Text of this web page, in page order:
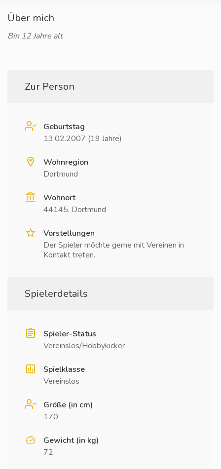
Über mich
Bin 12 Jahre alt
Zur Person
Geburtstag
13.02.2007 (19 Jahre)
Wohnregion
Dortmund
Wohnort
44145, Dortmund
Vorstellungen
Der Spieler möchte gerne mit Vereinen in
Kontakt treten.
Spielerdetails
Spieler-Status
Vereinslos/Hobbykicker
Spielklasse
Vereinslos
Größe (in cm)
170
Gewicht (in kg)
72